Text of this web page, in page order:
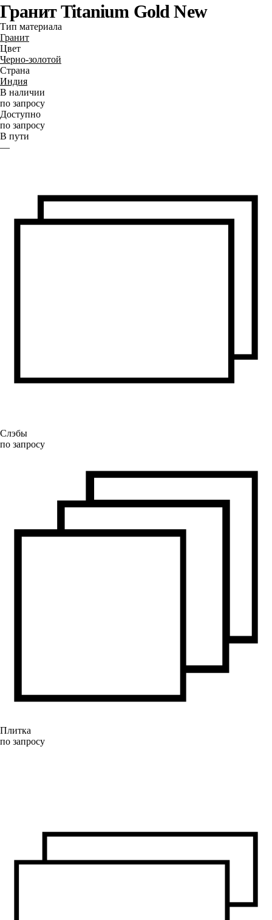
Гранит Titanium Gold New
Тип материала
Гранит
Цвет
Черно-золотой
Страна
Индия
В наличии
по запросу
Доступно
по запросу
В пути
—
Слэбы
по запросу
Плитка
по запросу